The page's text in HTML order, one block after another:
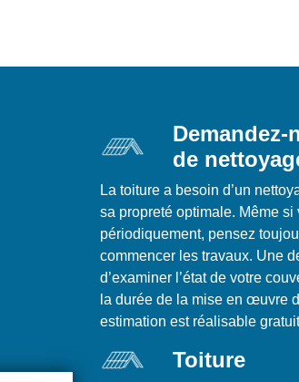
de
La toiture a besoin d’un
sa propreté optimale. Même si
périodiquement, pensez
commencer les travaux. Une
d’examiner l’état de votre
la durée de la mise en œuvre
estimation est réalisable
Toiture